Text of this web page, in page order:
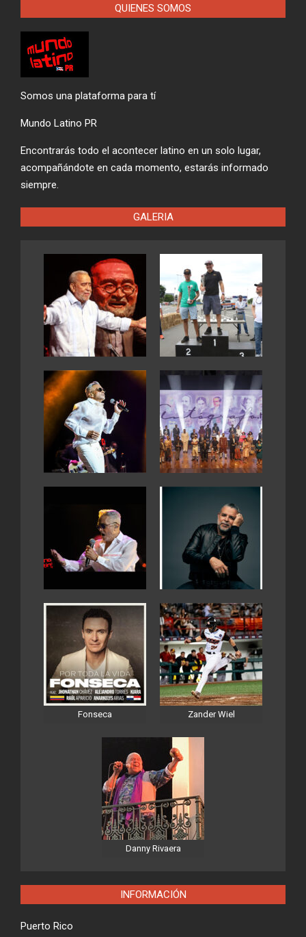
QUIENES SOMOS
Somos una plataforma para tí
Mundo Latino PR
Encontrarás todo el acontecer latino en un solo lugar,
acompañándote en cada momento, estarás informado
siempre.
GALERIA
Fonseca Zander Wiel
Danny Rivaera
INFORMACIÓN
Puerto Rico